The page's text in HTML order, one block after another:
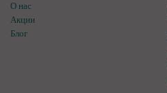
О нас
Акции
Блог